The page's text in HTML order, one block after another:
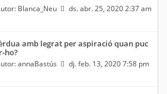
Blanca_Neu
ds. abr. 25, 2020 2:37 am
amb legrat per aspiració quan puc
ho?
annaBastús
dj. feb. 13, 2020 7:58 pm